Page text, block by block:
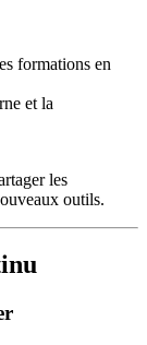
formations en
et la
les
outils.